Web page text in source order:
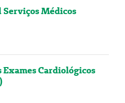
Serviços Médicos
Cardiológicos